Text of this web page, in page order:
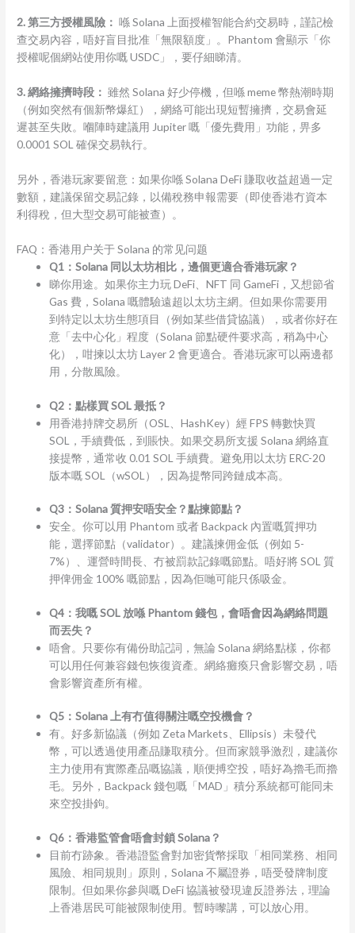
2. 第三方授權風險： 喺 Solana 上面授權智能合約交易時，謹記檢
查交易內容，唔好盲目批准「無限額度」。Phantom 會顯示「你
授權呢個網站使用你嘅 USDC」，要仔細睇清。
3. 網絡擁擠時段： 雖然 Solana 好少停機，但喺 meme 幣熱潮時期
（例如突然有個新幣爆紅），網絡可能出現短暫擁擠，交易會延
遲甚至失敗。嗰陣時建議用 Jupiter 嘅「優先費用」功能，畀多
0.0001 SOL 確保交易執行。
另外，香港玩家要留意：如果你喺 Solana DeFi 賺取收益超過一定
數額，建議保留交易記錄，以備稅務申報需要（即使香港冇資本
利得稅，但大型交易可能被查）。
FAQ：香港用户关于 Solana 的常见问题
Q1：Solana 同以太坊相比，邊個更適合香港玩家？
睇你用途。如果你主力玩 DeFi、NFT 同 GameFi，又想節省
Gas 費，Solana 嘅體驗遠超以太坊主網。但如果你需要用
到特定以太坊生態項目（例如某些借貸協議），或者你好在
意「去中心化」程度（Solana 節點硬件要求高，稍為中心
化），咁揀以太坊 Layer 2 會更適合。香港玩家可以兩邊都
用，分散風險。
Q2：點樣買 SOL 最抵？
用香港持牌交易所（OSL、HashKey）經 FPS 轉數快買
SOL，手續費低，到賬快。如果交易所支援 Solana 網絡直
接提幣，通常收 0.01 SOL 手續費。避免用以太坊 ERC-20
版本嘅 SOL（wSOL），因為提幣同跨鏈成本高。
Q3：Solana 質押安唔安全？點揀節點？
安全。你可以用 Phantom 或者 Backpack 內置嘅質押功
能，選擇節點（validator）。建議揀佣金低（例如 5-
7%）、運營時間長、冇被罰款記錄嘅節點。唔好將 SOL 質
押俾佣金 100% 嘅節點，因為佢哋可能只係吸金。
Q4：我嘅 SOL 放喺 Phantom 錢包，會唔會因為網絡問題
而丟失？
唔會。只要你有備份助記詞，無論 Solana 網絡點樣，你都
可以用任何兼容錢包恢復資產。網絡癱瘓只會影響交易，唔
會影響資產所有權。
Q5：Solana 上有冇值得關注嘅空投機會？
有。好多新協議（例如 Zeta Markets、Ellipsis）未發代
幣，可以透過使用產品賺取積分。但而家競爭激烈，建議你
主力使用有實際產品嘅協議，順便搏空投，唔好為擼毛而擼
毛。另外，Backpack 錢包嘅「MAD」積分系統都可能同未
來空投掛鉤。
Q6：香港監管會唔會封鎖 Solana？
目前冇跡象。香港證監會對加密貨幣採取「相同業務、相同
風險、相同規則」原則，Solana 不屬證券，唔受發牌制度
限制。但如果你參與嘅 DeFi 協議被發現違反證券法，理論
上香港居民可能被限制使用。暫時嚟講，可以放心用。